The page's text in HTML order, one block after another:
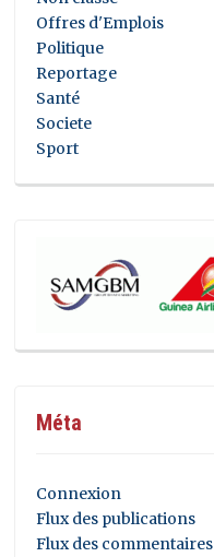
Offres d'Emplois
Politique
Reportage
Santé
Societe
Sport
Méta
Connexion
Flux des publications
Flux des commentaires